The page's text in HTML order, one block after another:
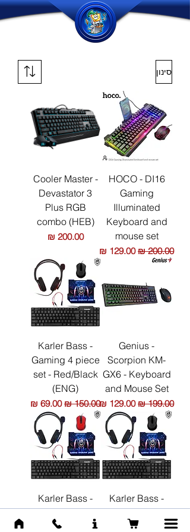
סינון
HOCO - DI16
Gaming
Illuminated
Keyboard and
mouse set
מחיר רגילמחיר מבצע
Cooler Master -
Devastator 3
Plus RGB
combo (HEB)
מחיר‏200.00 ‏₪
Genius -
Scorpion KM-
GX6 - Keyboard
and Mouse Set
מחיר רגילמחיר מבצע
Karler Bass -
Gaming 4 piece
set - Red/Black
(ENG)
מחיר רגילמחיר מבצע
Karler Bass -
Gaming 4 piece
set - Blue/Black
Karler Bass -
Gaming 4 piece
set - Blue/Red